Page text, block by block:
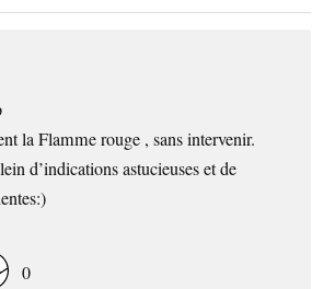
la Flamme rouge , sans intervenir.
d’indications astucieuses et de
0